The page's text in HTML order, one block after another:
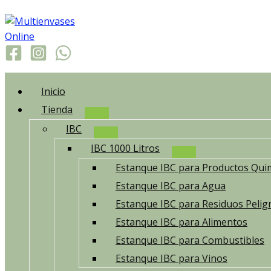
Ir
al
contenido
Inicio
Tienda
IBC
IBC 1000 Litros
Estanque IBC para Productos
Estanque IBC para Agua
Estanque IBC para Residuos
Estanque IBC para Alimentos
Estanque IBC para Combustibles
Estanque IBC para Vinos